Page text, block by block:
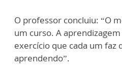
O professor concluiu: “O
um curso. A
exercício que cada um faz
aprendendo”.